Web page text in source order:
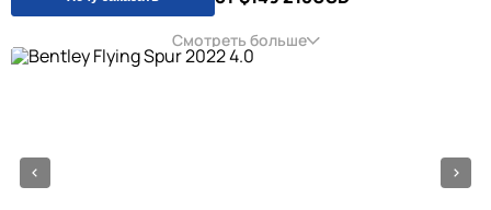
Смотреть больше